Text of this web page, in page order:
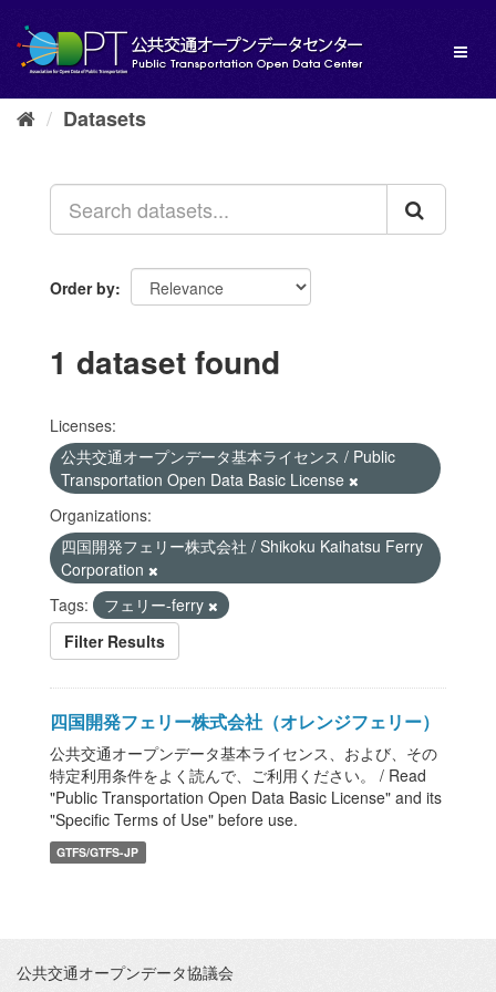
content
Datasets
Order by
1 dataset found
Licenses:
公共交通オープンデータ基本ライセンス / Public
Transportation Open Data Basic License
Organizations:
四国開発フェリー株式会社 / Shikoku Kaihatsu Ferry
Corporation
Tags:
フェリー-ferry
Filter Results
四国開発フェリー株式会社（オレンジフェリー）
公共交通オープンデータ基本ライセンス、および、その
特定利用条件をよく読んで、ご利用ください。 / Read
"Public Transportation Open Data Basic License" and its
"Specific Terms of Use" before use.
GTFS/GTFS-JP
公共交通オープンデータ協議会